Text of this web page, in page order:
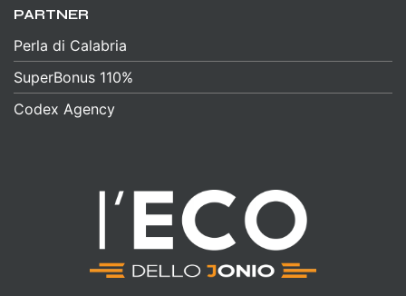
PARTNER
Perla di Calabria
SuperBonus 110%
Codex Agency